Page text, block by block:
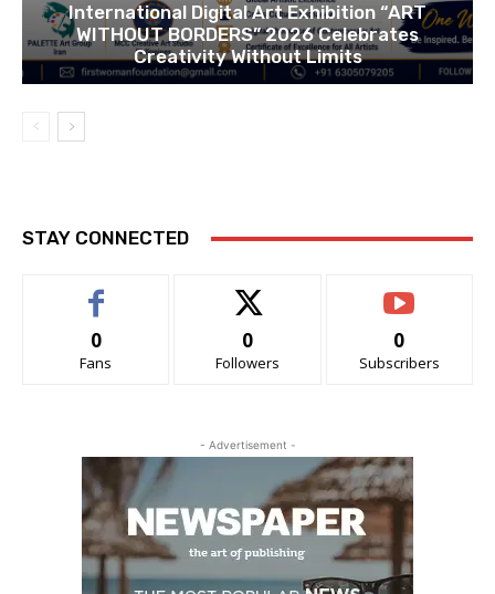
International Digital Art Exhibition “ART
WITHOUT BORDERS” 2026 Celebrates
Creativity Without Limits
STAY CONNECTED
0
Fans
0
Followers
0
Subscribers
- Advertisement -